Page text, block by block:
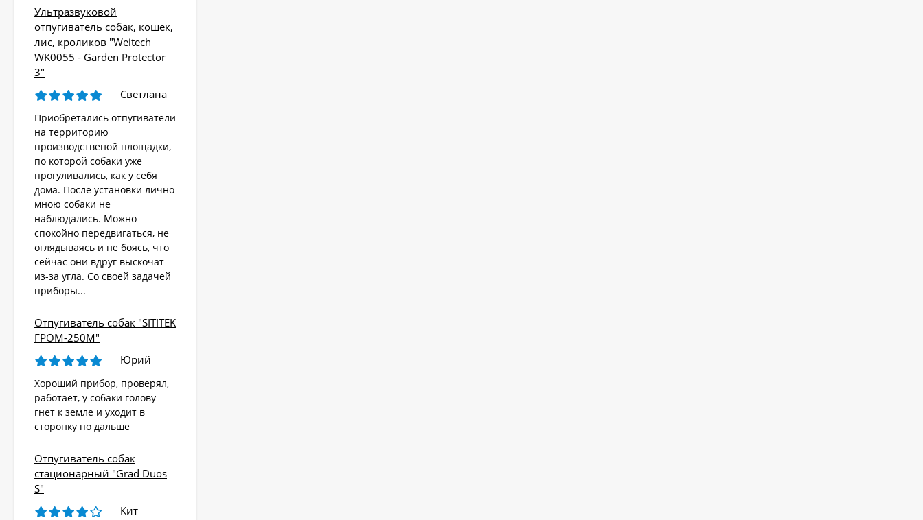
Ультразвуковой
отпугиватель собак, кошек,
лис, кроликов "Weitech
WK0055 - Garden Protector
3"
Светлана
Приобретались отпугиватели
на территорию
производственой площадки,
по которой собаки уже
прогуливались, как у себя
дома. После установки лично
мною собаки не
наблюдались. Можно
спокойно передвигаться, не
оглядываясь и не боясь, что
сейчас они вдруг выскочат
из-за угла. Со своей задачей
приборы...
Отпугиватель собак "SITITEK
ГРОМ-250М"
Юрий
Хороший прибор, проверял,
работает, у собаки голову
гнет к земле и уходит в
сторонку по дальше
Отпугиватель собак
стационарный "Grad Duos
S"
Кит